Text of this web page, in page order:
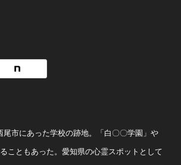
尾市にあった学校の跡地。「白〇〇学園」や
ることもあった。愛知県の心霊スポットとして